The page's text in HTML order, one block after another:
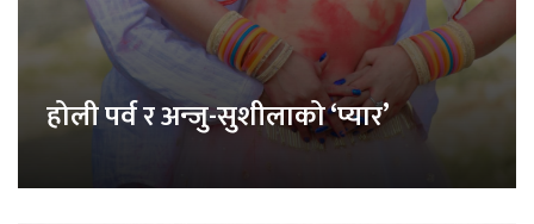
होली पर्व र अन्जु-सुशीलाको ‘प्यार’